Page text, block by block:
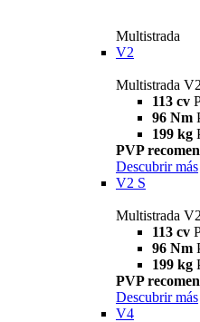
Multistrada
V2
Multistrada V2
113 cv
96 Nm
199 kg
PVP
Descubrir más
V2 S
Multistrada
113 cv
96 Nm
199 kg
PVP
Descubrir más
V4